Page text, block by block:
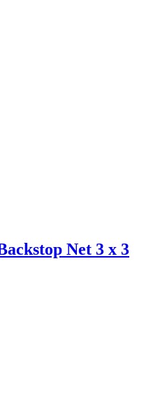
Net 3 x 3